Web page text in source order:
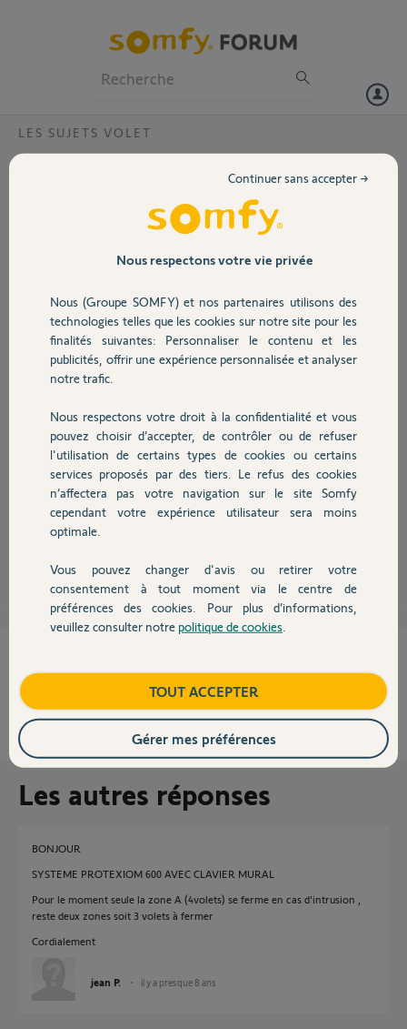
Volet
Sécurité
Domotique
Chauffage
Autres produits
Devis avec un pro
Contact
LES SUJETS VOLET
fermeture des volets dans trois zones
bonjour, j ai trois zones active a b c lors de la mise en route de
l'alarme , en cas d'intrusion je voudrais que tous les volets se ferment
en même temps mais pour le moment seule la zone A se ferme. avec
la commande rts telis 4 ça fonctionne correctement ouverture et
fermeture sur les trois zones .
jean P.
il y a presque 8 ans
Participer au fil de discussion
Bonjour,
donnez nous le type exact de votre système d'alarme et le cas échéant si
vous avez un clavier.
On vous expliquera.
NON OUI
des internautes ont trouvé cette réponse utile
Les autres réponses
BONJOUR
SYSTEME PROTEXIOM 600 AVEC CLAVIER MURAL
Pour le moment seule la zone A (4volets) se ferme en cas d'intrusion ,
reste deux zones soit 3 volets à fermer
Cordialement
jean P. il y a presque 8 ans
Nous respectons votre vie privée
Nous (Groupe SOMFY) et nos partenaires utilisons des
technologies telles que les cookies sur notre site pour les
finalités suivantes: Personnaliser le contenu et les
publicités, offrir une expérience personnalisée et analyser
notre trafic.
Nous respectons votre droit à la confidentialité et vous
pouvez choisir d’accepter, de contrôler ou de refuser
l'utilisation de certains types de cookies ou certains
services proposés par des tiers. Le refus des cookies
n’affectera pas votre navigation sur le site Somfy
cependant votre expérience utilisateur sera moins
optimale.
Vous pouvez changer d'avis ou retirer votre
consentement à tout moment via le centre de
préférences des cookies. Pour plus d’informations,
veuillez consulter notre politique de cookies
Continuer sans accepter →
TOUT ACCEPTER
Gérer mes préférences